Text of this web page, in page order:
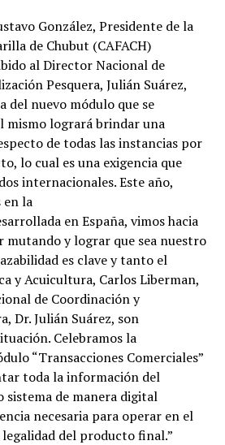
González, Presidente de la
de Chubut (CAFACH)
al Director Nacional de
Pesquera, Julián Suárez,
del nuevo módulo que se
mismo logrará brindar una
de todas las instancias por
lo cual es una exigencia que
internacionales. Este año,
la
en España, vimos hacia
mutando y lograr que sea nuestro
es clave y tanto el
y Acuicultura, Carlos Liberman,
de Coordinación y
Dr. Julián Suárez, son
Celebramos la
“Transacciones Comerciales”
toda la información del
de manera digital
necesaria para operar en el
del producto final.”